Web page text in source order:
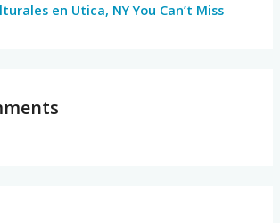
en Utica, NY You Can’t Miss